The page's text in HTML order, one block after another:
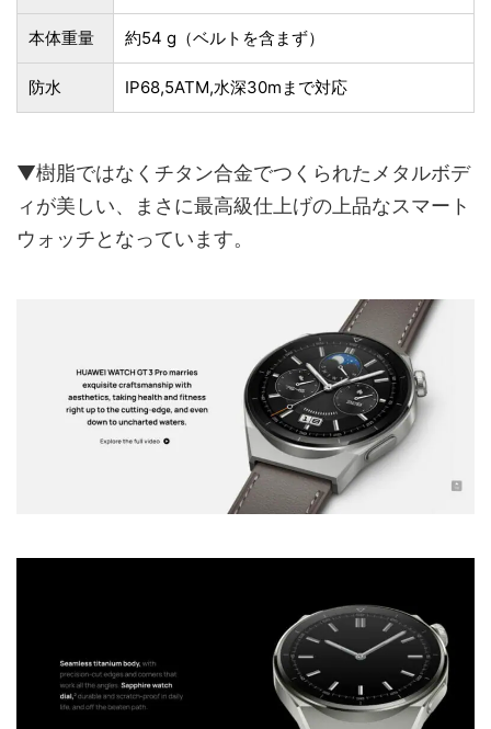
本体重量 約54 g（ベルトを含まず）
防水 IP68,5ATM,水深30mまで対応
▼樹脂ではなくチタン合金でつくられたメタルボデ
ィが美しい、まさに最高級仕上げの上品なスマート
ウォッチとなっています。